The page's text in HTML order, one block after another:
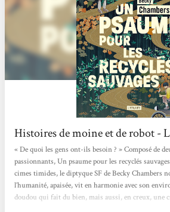
Histoires de moine et de robot -
« De quoi les gens ont-ils besoin ? » Composé de
passionnants, Un psaume pour les recyclés
cimes timides, le diptyque SF de Becky Chambers
l’humanité, apaisée, vit en harmonie avec son
doudou qui fait du bien, mais aussi, en creux, une